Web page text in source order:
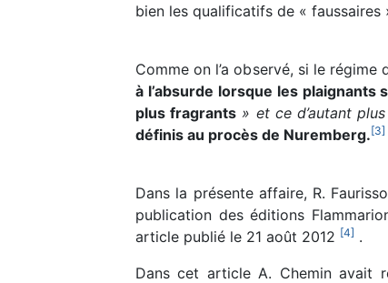
bien les qualificatifs de « faussaires
Comme on l’a observé, si le
à l’absurde lorsque les
plus fragrants » et ce d’autant
définis au procès de Nuremberg.[3]
Dans la présente affaire, R.
publication des éditions
article publié le 21 août 2012 [4] .
Dans cet article A. Chemin avait